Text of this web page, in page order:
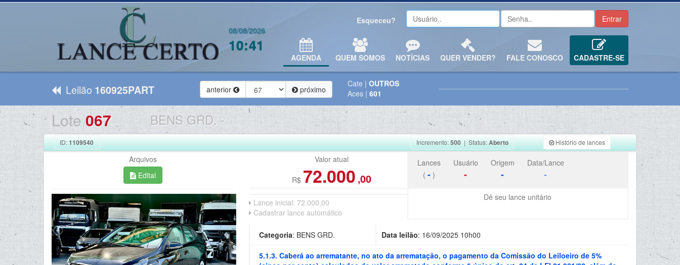
08/08/2026
10:41
Esqueceu?
AGENDA QUEM SOMOS NOTÍCIAS QUER VENDER? FALE CONOSCO CADASTRE-SE
Leilão 160925PART anterior próximo
Cate | OUTROS
Aces | 601
Lote067 BENS GRD. -
ID:1109540 Incremento:500| Status:Aberto Histório de lances
Arquivos
Edital
Valor atual
R$ 72.000 ,00
Lances
( -)
Usuário
-
Origem
-
Data/Lance
-
Lance inicial: 72.000,00
Cadastrar lance automático
Dê seu lance unitário
Categoria: BENS GRD. Data leilão: 16/09/2025 10h00
5.1.3. Caberá ao arrematante, no ato da arrematação, o pagamento da Comissão do Leiloeiro de 5%